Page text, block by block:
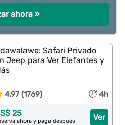
ahora »
Safari Privado
Jeep para Ver Elefantes y
4.97 (1769) 4h
Ver
25
ahora y paga después